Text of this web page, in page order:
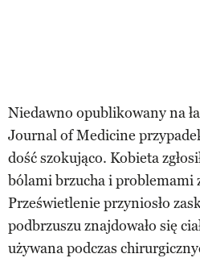
Niedawno opublikowany na
Journal of Medicine
dość szokująco. Kobieta
bólami brzucha i problemami
Prześwietlenie przyniosło
podbrzuszu znajdowało się
używana podczas